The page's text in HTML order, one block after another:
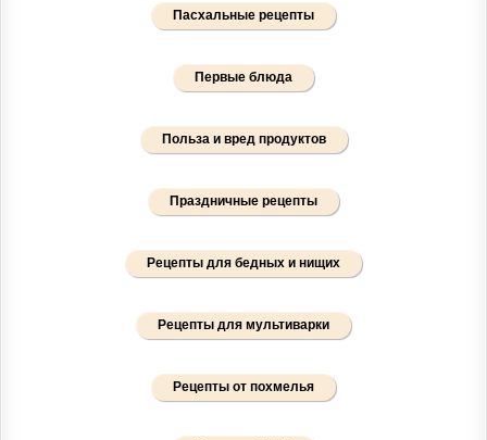
Пасхальные рецепты
Первые блюда
Польза и вред продуктов
Праздничные рецепты
Рецепты для бедных и нищих
Рецепты для мультиварки
Рецепты от похмелья